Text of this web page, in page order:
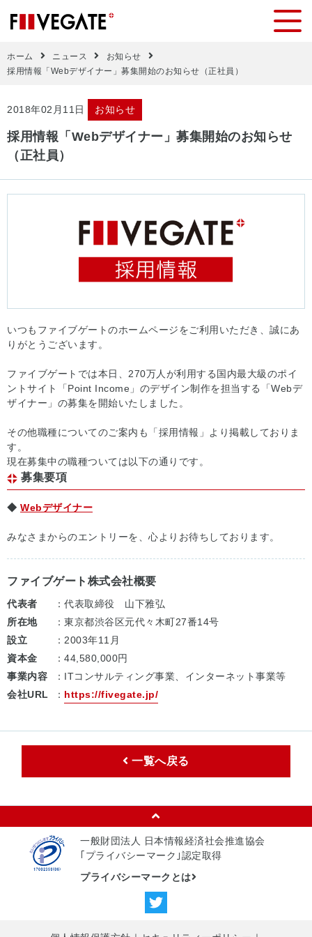
ホーム ニュース
お知らせ
採用情報「Webデザイナー」募集開始のお知らせ（正社員）
2018年02月11日 お知らせ
採用情報「Webデザイナー」募集開始のお知らせ
（正社員）
いつもファイブゲートのホームページをご利用いただき、誠にあ
りがとうございます。
ファイブゲートでは本日、270万人が利用する国内最大級のポイ
ントサイト「Point Income」のデザイン制作を担当する「Webデ
ザイナー」の募集を開始いたしました。
その他職種についてのご案内も「採用情報」より掲載しておりま
す。
現在募集中の職種ついては以下の通りです。
募集要項
◆ Webデザイナー
みなさまからのエントリーを、心よりお待ちしております。
ファイブゲート株式会社概要
代表者
：代表取締役 山下雅弘
所在地
：東京都渋谷区元代々木町27番14号
設立
：2003年11月
資本金
：44,580,000円
事業内容
：ITコンサルティング事業、インターネット事業等
会社URL
： https://fivegate.jp/
一覧へ戻る
一般財団法人 日本情報経済社会推進協会
｢プライバシーマーク｣認定取得
プライバシーマークとは